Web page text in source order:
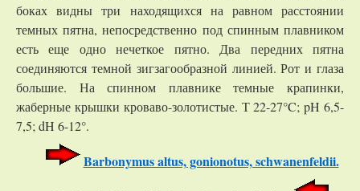
боках видны три находящихся на равном расстоянии
темных пятна, непосредственно под спинным плавником
есть еще одно нечеткое пятно. Два передних пятна
соединяются темной зигзагообразной линией. Рот и глаза
большие. На спинном плавнике темные крапинки,
жаберные крышки кроваво-золотистые. Т 22-27°C; pH 6,5-
7,5; dH 6-12°.
Barbonymus altus, gonionotus, schwanenfeldii.